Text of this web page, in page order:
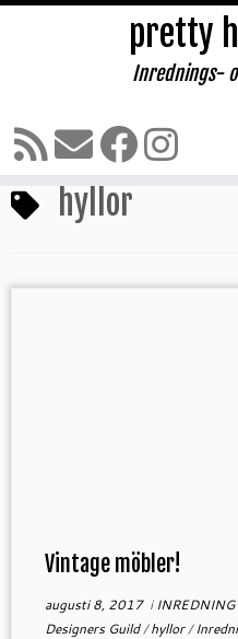
Hoppa
till
pretty
Inrednings-
Hem » hyllor
hyllor
Vintage möbler!
augusti 8, 2017i
Designers Guild/hyllor/